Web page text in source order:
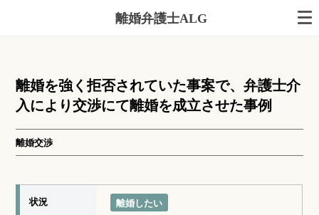
離婚弁護士ALG
離婚を強く拒否されていた事案で、弁護士介
入により交渉にて離婚を成立させた事例
離婚交渉
状況 離婚したい